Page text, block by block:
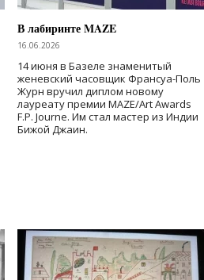
В лабиринте MAZE
16.06.2026
14 июня в Базеле знаменитый
женевский часовщик Франсуа-Поль
Журн вручил диплом новому
лауреату премии MAZE/Art Awards
F.P. Journe. Им стал мастер из Индии
Бижой Джаин.